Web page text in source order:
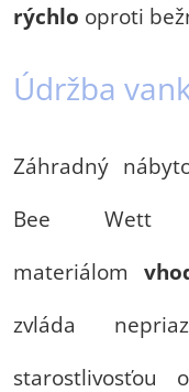
rýchlo oproti
Údržba
Záhradný
Bee Wett
materiálom
zvláda